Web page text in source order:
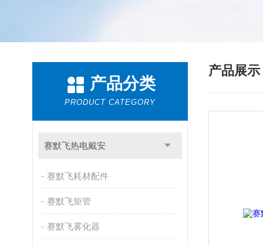
产品分类
PRODUCT CATEGORY
赛默飞热电戴安
赛默飞耗材配件
赛默飞矩管
赛默飞雾化器
产品展示